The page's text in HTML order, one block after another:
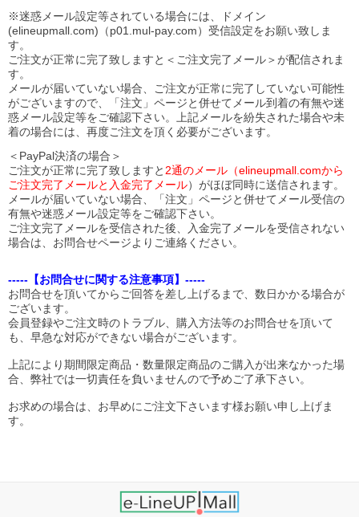
※迷惑メール設定等されている場合には、ドメイン
(elineupmall.com)（p01.mul-pay.com）受信設定をお願い致しま
す。
ご注文が正常に完了致しますと＜ご注文完了メール＞が配信されま
す。
メールが届いていない場合、ご注文が正常に完了していない可能性
がございますので、「注文」ページと併せてメール到着の有無や迷
惑メール設定等をご確認下さい。
上記メールを紛失された場合や未
着の場合には、再度ご注文を頂く必要がございます。
＜PayPal決済の場合＞
ご注文が正常に完了致しますと 2通のメール（elineupmall.comから
ご注文完了メールと入金完了メール）がほぼ同時に送信されます。
メールが届いていない場合、「注文」ページと併せてメール受信の
有無や迷惑メール設定等をご確認下さい。
ご注文完了メールを受信された後、入金完了メールを受信されない
場合は、お問合せページよりご連絡ください。
-----【お問合せに関する注意事項】-----
お問合せを頂いてからご回答を差し上げるまで、数日かかる場合が
ございます。
会員登録やご注文時のトラブル、購入方法等のお問合せを頂いて
も、早急な対応ができない場合がございます。
上記により期間限定商品・数量限定商品のご購入が出来なかった場
合、弊社では一切責任を負いませんので予めご了承下さい。
お求めの場合は、お早めにご注文下さいます様お願い申し上げま
す。